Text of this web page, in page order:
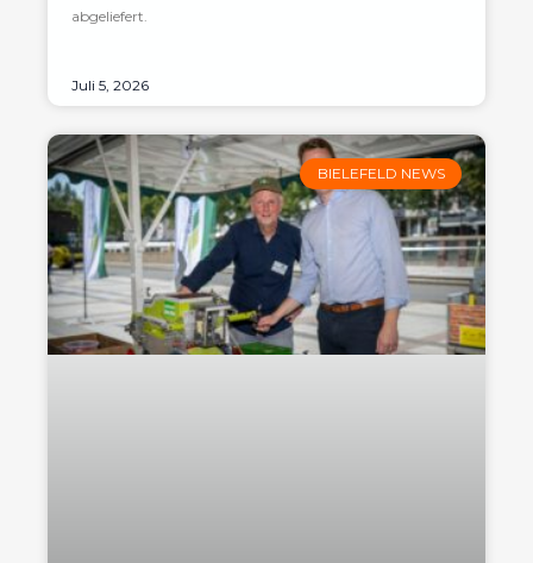
abgeliefert.
Juli 5, 2026
BIELEFELD NEWS